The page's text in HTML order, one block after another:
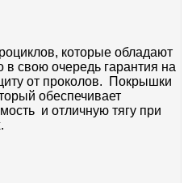
которые обладают
свою очередь гарантия на
от проколов. Покрышки
обеспечивает
и отличную тягу при